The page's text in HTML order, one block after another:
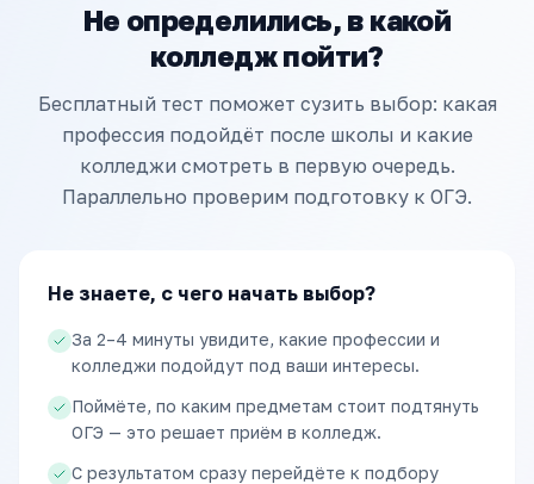
Не определились, в какой
колледж пойти?
Бесплатный тест поможет сузить выбор: какая
профессия подойдёт после школы и какие
колледжи смотреть в первую очередь.
Параллельно проверим подготовку к ОГЭ.
Не знаете, с чего начать выбор?
За 2–4 минуты увидите, какие профессии и
колледжи подойдут под ваши интересы.
Поймёте, по каким предметам стоит подтянуть
ОГЭ — это решает приём в колледж.
С результатом сразу перейдёте к подбору